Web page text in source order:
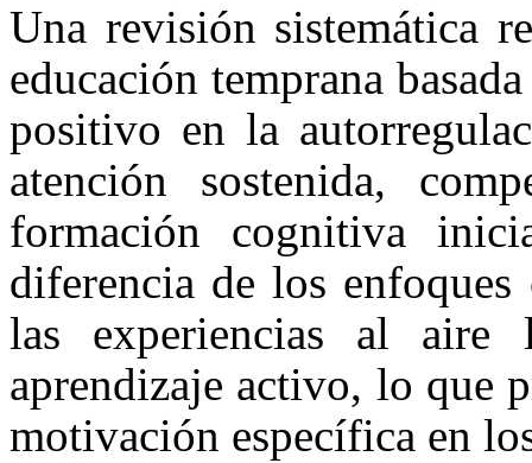
Una revisión sistemática
educación temprana
positivo en la
atención sostenida,
formación cognitiva
diferencia de los
las experiencias al aire
aprendizaje activo, lo que
motivación específica en